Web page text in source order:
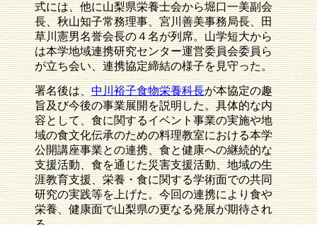
式には、他に山梨県栄養士会から堀口一美副会
長、秋山知子常務理事、宮川善美事務局長、田
草川憲男名誉会長の４名が列席。山学短大から
は本学地域連携研究センター運営委員会委員ら
が立ち会い、連携協定締結の様子を見守った。
署名後は、中川裕子食物栄養科長が本協定の趣
旨及び今後の事業展開を説明した。具体的な内
容として、食に関するイベント事業の実施や地
域の食文化伝承のための料理教室における本学
公開講座事業との連携、食と健康への継続的な
支援活動、食を通じた災害支援活動、地域の生
涯教育支援、栄養・食に関する学術面での共同
研究の実践等を上げた。今回の連携により食や
栄養、健康面で山梨県の更なる発展が期待され